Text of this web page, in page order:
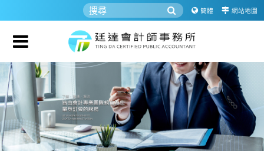
簡體 網站地圖